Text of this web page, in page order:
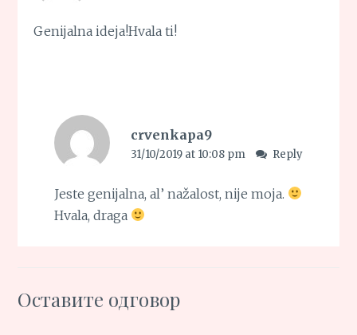
Genijalna ideja!Hvala ti!
crvenkapa9
31/10/2019 at 10:08 pm Reply
Jeste genijalna, al’ nažalost, nije moja.
Hvala, draga
Оставите одговор